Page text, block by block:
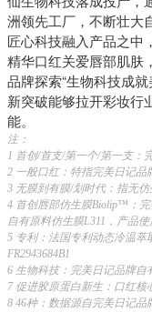
洲领先工厂，不断壮大
匠心科技融入产品之中
精华口红关爱唇部肌肤
品牌探索“生物科技成
新突破能够拉开彩妆行
能。
注：
1 首创/首支/第一个/第一支：
2 一般口红：特指完美日记品
3 无膜到有膜/划时代：指无仿
4 首创唇部仿生膜Biolip™：
自有原料仿生膜L311，产品
5 专利：法国专利动态冷温
FR2943684B1
6 生物科技：完美日记品牌自
7 促进胶原蛋白新生：口红核
8 46种：数据源自完美日记品